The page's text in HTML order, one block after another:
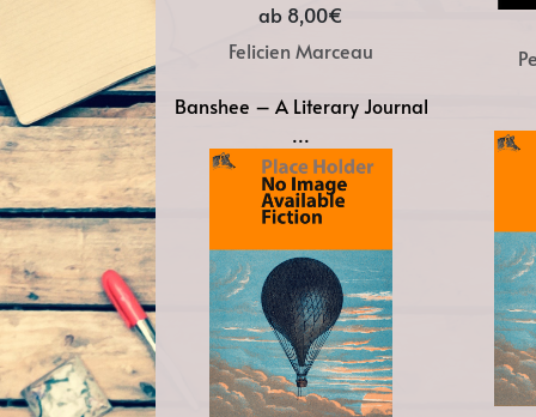
ab 8,00€
Felicien Marceau
Banshee – A Literary Journal
...